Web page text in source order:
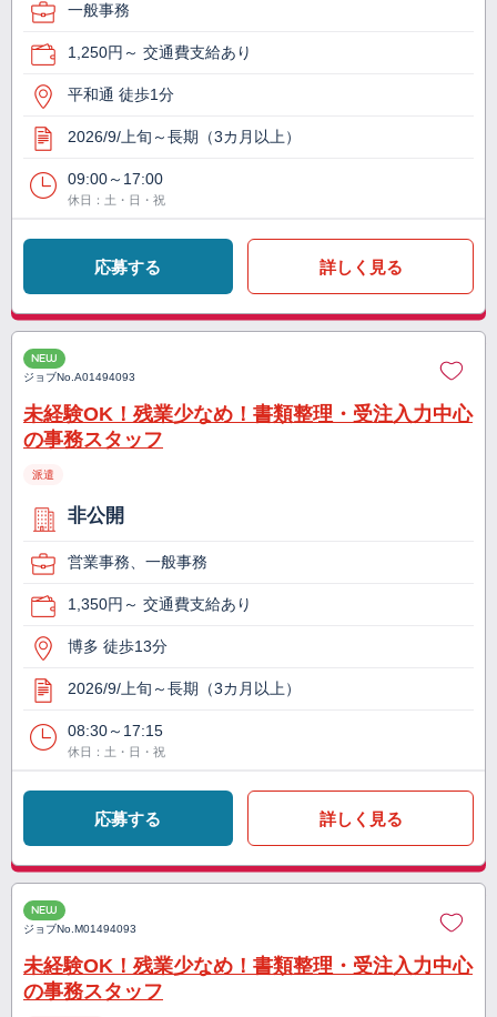
一般事務
1,250円～ 交通費支給あり
平和通 徒歩1分
2026/9/上旬～長期（3カ月以上）
09:00～17:00
休日：土・日・祝
応募する 詳しく見る
NEW
ジョブNo.A01494093
未経験OK！残業少なめ！書類整理・受注入力中心
の事務スタッフ
派遣
非公開
営業事務、一般事務
1,350円～ 交通費支給あり
博多 徒歩13分
2026/9/上旬～長期（3カ月以上）
08:30～17:15
休日：土・日・祝
応募する 詳しく見る
NEW
ジョブNo.M01494093
未経験OK！残業少なめ！書類整理・受注入力中心
の事務スタッフ